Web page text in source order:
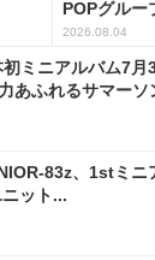
POPグルー
2026.08.04
ミニアルバム7月
あふれるサマーソ
83z、1stミニ
ット...